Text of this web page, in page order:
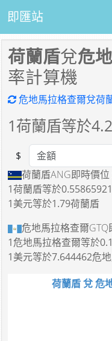
即匯站
荷蘭盾兌危
率計算機
危地馬拉格查爾兌荷
1荷蘭盾等於
Amount
$
荷蘭盾ANG即時價位
1荷蘭盾等於
1美元等於1.79荷蘭盾
危地馬拉格查爾GTQ
1危地馬拉格查爾等於
1美元等於7.644462危
荷蘭盾 兌 危